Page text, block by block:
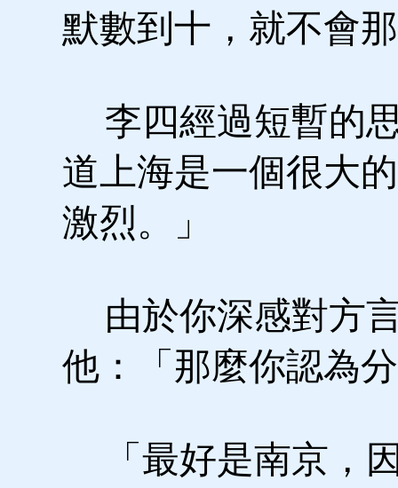
默數到十，就不會
李四經過短暫的
道上海是一個很大
激烈。」
由於你深感對方
他：「那麼你認為
「最好是南京，